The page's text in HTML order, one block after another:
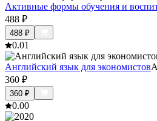
Активные формы обучения и
488 ₽
488 ₽
0.01
Английский язык для экономистов
360 ₽
360 ₽
0.00